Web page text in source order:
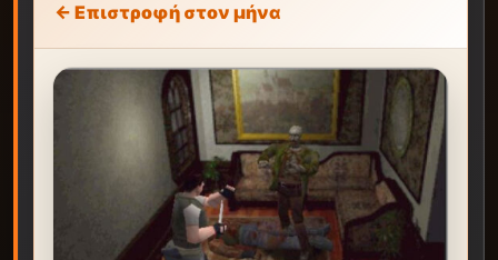
← Επιστροφή στον μήνα